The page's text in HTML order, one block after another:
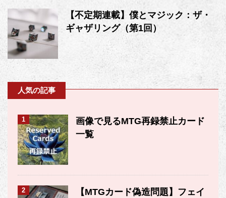
【不定期連載】僕とマジック：ザ・
ギャザリング（第1回）
人気の記事
1
画像で見るMTG再録禁止カード
一覧
2
【MTGカード偽造問題】フェイ